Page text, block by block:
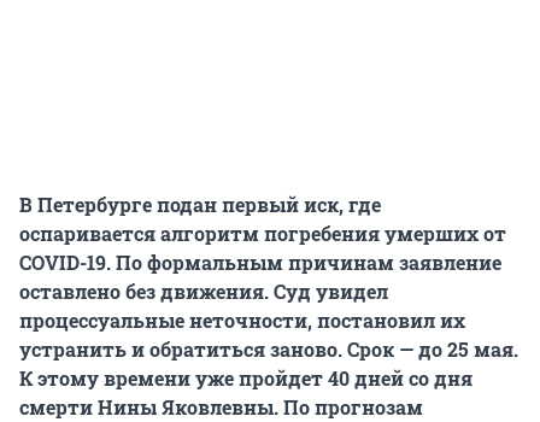
В Петербурге подан первый иск, где
оспаривается алгоритм погребения умерших от
COVID-19. По формальным причинам заявление
оставлено без движения. Суд увидел
процессуальные неточности, постановил их
устранить и обратиться заново. Срок — до 25 мая.
К этому времени уже пройдет 40 дней со дня
смерти Нины Яковлевны. По прогнозам